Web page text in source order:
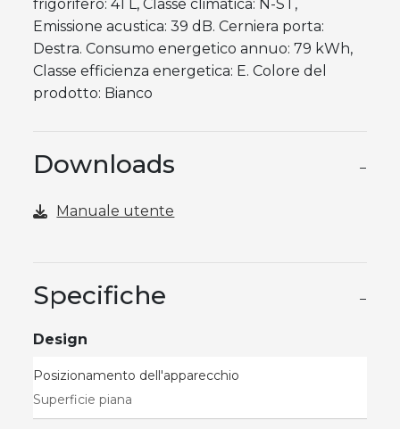
frigorifero: 41 L, Classe climatica: N-ST,
Emissione acustica: 39 dB. Cerniera porta:
Destra. Consumo energetico annuo: 79 kWh,
Classe efficienza energetica: E. Colore del
prodotto: Bianco
Downloads −
Manuale utente
Specifiche −
Design
Posizionamento dell'apparecchio
Superficie piana